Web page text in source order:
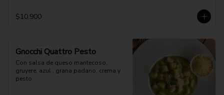
$10.900
Gnocchi Quattro Pesto
Con salsa de queso mantecoso,
gruyere, azul , grana padano, crema y
pesto